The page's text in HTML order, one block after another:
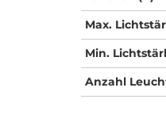
Max.
Min.
Anzahl